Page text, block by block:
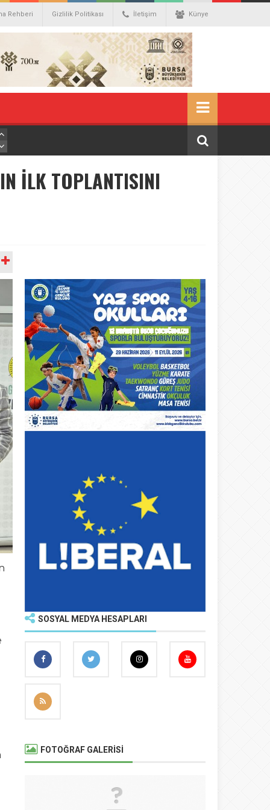
Rehberi Gizlilik Politikası İletişim Künye
İLK TOPLANTISINI
SOSYAL MEDYA HESAPLARI
FOTOĞRAF GALERİSİ